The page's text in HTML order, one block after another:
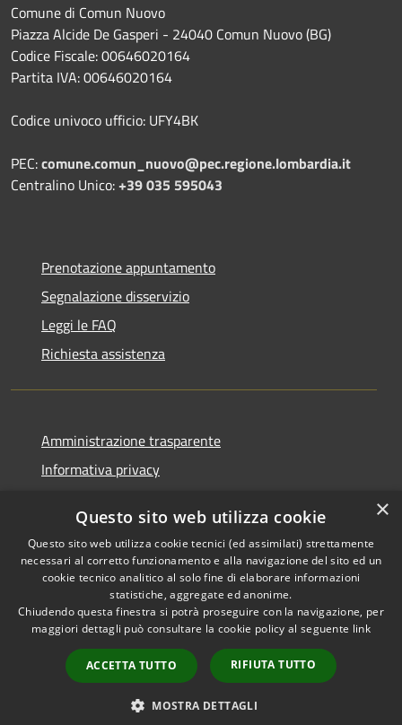
Comune di Comun Nuovo
Piazza Alcide De Gasperi - 24040 Comun Nuovo (BG)
Codice Fiscale: 00646020164
Partita IVA: 00646020164
Codice univoco ufficio: UFY4BK
PEC:comune.comun_nuovo@pec.regione.lombardia.it
Centralino Unico:+39 035 595043
Prenotazione appuntamento
Segnalazione disservizio
Leggi le FAQ
Richiesta assistenza
Amministrazione trasparente
Informativa privacy
Dichiarazione di accessibilità
RSS
Accessibilità
Copyright © 2026 • Comune di
Comun Nuovo • Powered by
Municipium•
Accesso
redazione
×
Questo sito web utilizza cookie
Questo sito web utilizza cookie tecnici (ed assimilati) strettamente
necessari al corretto funzionamento e alla navigazione del sito ed un
cookie tecnico analitico al solo fine di elaborare informazioni
statistiche, aggregate ed anonime.
Chiudendo questa finestra si potrà proseguire con la navigazione, per
maggiori dettagli può consultare la cookie policy al seguente link
ACCETTA TUTTO RIFIUTA TUTTO
MOSTRA DETTAGLI